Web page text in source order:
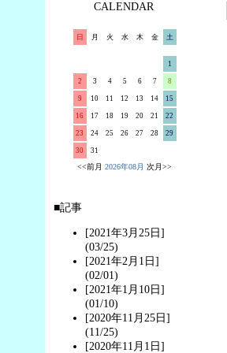
CALENDAR
日 月 火 水 木 金 土
1
2 3 4 5 6 7 8
9 10 11 12 13 14 15
16 17 18 19 20 21 22
23 24 25 26 27 28 29
30 31
<<前月 2026年08月 次月>>
■記事
[2021年3月25日]
(03/25)
[2021年2月1日]
(02/01)
[2021年1月10日]
(01/10)
[2020年11月25日]
(11/25)
[2020年11月1日]